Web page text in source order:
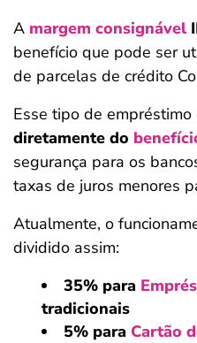
A margem consignável
benefício que pode ser
de parcelas de crédito
Esse tipo de empréstimo
diretamente do
segurança para os
taxas de juros menores
Atualmente, o
dividido assim:
35% para
tradicionais
5% para Cartão